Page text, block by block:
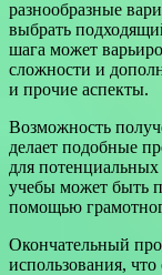
разнообразные
выбрать
шага может
сложности и
и прочие аспекты.
Возможность
делает подобные
для
учебы может быть
помощью
Окончательный
использования,